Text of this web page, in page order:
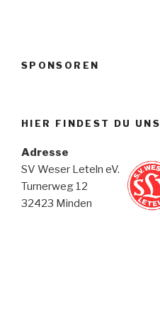
SPONSOREN
HIER FINDEST DU UNS
Adresse
SV Weser Leteln eV.
Turnerweg 12
32423 Minden